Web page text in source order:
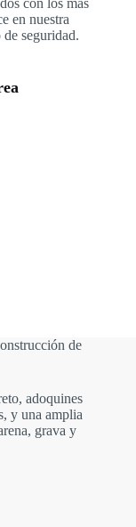
con los mas
en nuestra
seguridad.
de
adoquines
y una amplia
grava y